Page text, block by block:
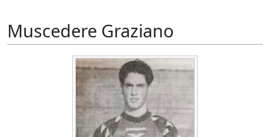
Muscedere Graziano